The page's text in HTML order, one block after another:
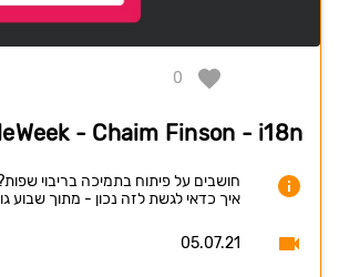
0
- Chaim Finson - i18n
חושבים על פיתוח בתמיכה בריבוי
איך כדאי לגשת לזה נכון - מתוך שבוע
05.07.21